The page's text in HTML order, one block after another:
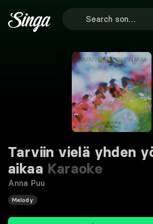
Tarviin vielä yhden
aikaa Karaoke
Anna Puu
Melody